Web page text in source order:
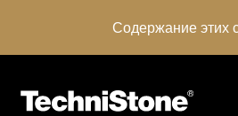
Содержание этих